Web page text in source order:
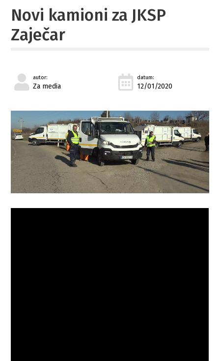
Novi kamioni za JKSP
Zaječar
autor:
Za media
datum:
12/01/2020